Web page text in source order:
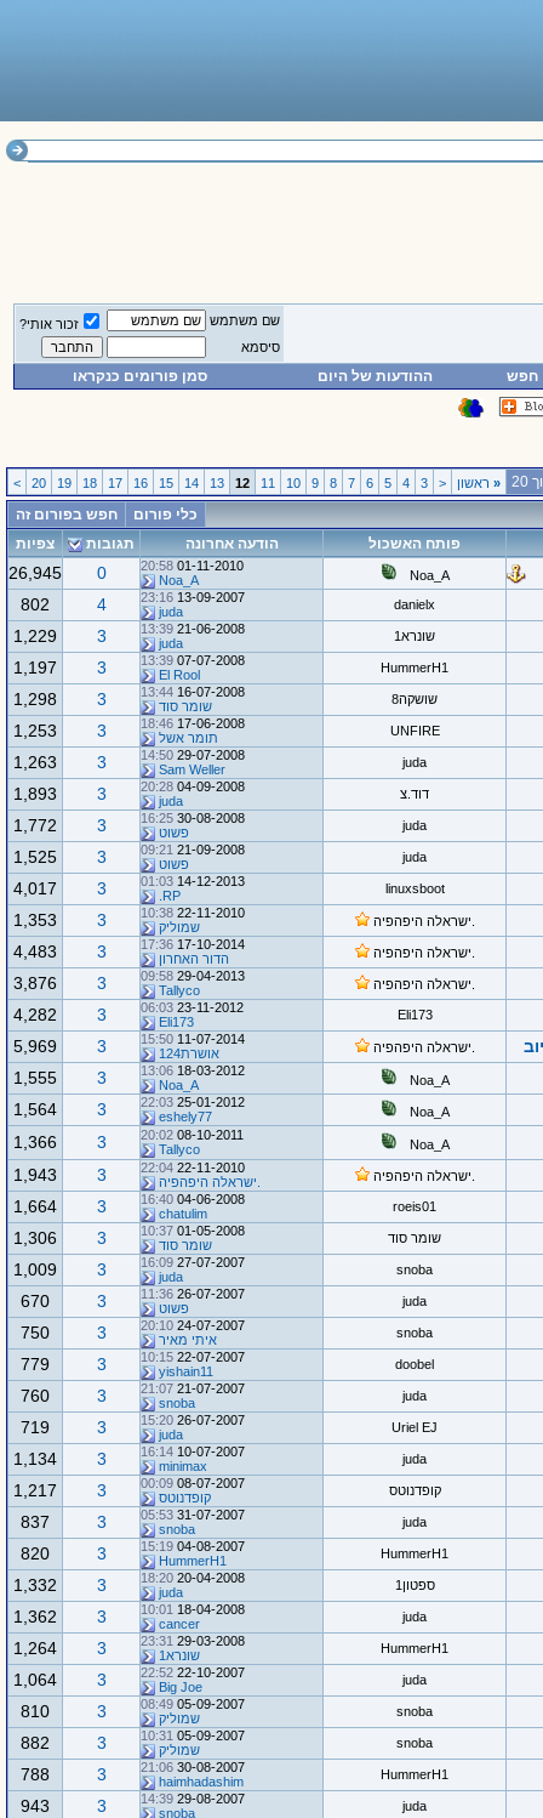
שם משתמש
זכור אותי?
סיסמא
חפש ההודעות של היום סמן פורומים כנקראו
«ראשון <
3
4
5
6
7
8
9
10
11
12
13
14
15
16
17
18
19
20
>
כלי פורום
חפש בפורום זה
פותח האשכול
הודעה אחרונה תגובות צפיות
Noa_A
01-11-2010
20:58
Noa_A
0
26,945
danielx
13-09-2007
23:16
juda
4
802
שונרא1 21-06-2008
13:39
juda
3
1,229
HummerH1
07-07-2008
13:39
El Rool
3
1,197
שושקה8 16-07-2008
13:44
שומר סוד
3
1,298
UNFIRE
17-06-2008
18:46
תומר אשל
3
1,253
juda
29-07-2008
14:50
Sam Weller
3
1,263
דוד.צ 04-09-2008
20:28
juda
3
1,893
juda
30-08-2008
16:25
פשוט
3
1,772
juda
21-09-2008
09:21
פשוט
3
1,525
linuxsboot
14-12-2013
01:03
RP.
3
4,017
.ישראלה היפהפיה
22-11-2010
10:38
שמוליק
3
1,353
.ישראלה היפהפיה
17-10-2014
17:36
הדור האחרון
3
4,483
.ישראלה היפהפיה
29-04-2013
09:58
Tallyco
3
3,876
Eli173
23-11-2012
06:03
Eli173
3
4,282
.ישראלה היפהפיה
11-07-2014
15:50
אושרת124
3
5,969
Noa_A
18-03-2012
13:06
Noa_A
3
1,555
Noa_A
25-01-2012
22:03
eshely77
3
1,564
Noa_A
08-10-2011
20:02
Tallyco
3
1,366
.ישראלה היפהפיה
22-11-2010
22:04
.ישראלה היפהפיה
3
1,943
roeis01
04-06-2008
16:40
chatulim
3
1,664
שומר סוד 01-05-2008
10:37
שומר סוד
3
1,306
snoba
27-07-2007
16:09
juda
3
1,009
juda
26-07-2007
11:36
פשוט
3
670
snoba
24-07-2007
20:10
איתי מאיר
3
750
doobel
22-07-2007
10:15
yishain11
3
779
juda
21-07-2007
21:07
snoba
3
760
Uriel EJ
26-07-2007
15:20
juda
3
719
juda
10-07-2007
16:14
minimax
3
1,134
קופדנוטס 08-07-2007
00:09
קופדנוטס
3
1,217
juda
31-07-2007
05:53
snoba
3
837
HummerH1
04-08-2007
15:19
HummerH1
3
820
ספטון1 20-04-2008
18:20
juda
3
1,332
juda
18-04-2008
10:01
cancer
3
1,362
HummerH1
29-03-2008
23:31
שונרא1
3
1,264
juda
22-10-2007
22:52
Big Joe
3
1,064
snoba
05-09-2007
08:49
שמוליק
3
810
snoba
05-09-2007
10:31
שמוליק
3
882
HummerH1
30-08-2007
21:06
haimhadashim
3
788
juda
29-08-2007
14:39
snoba
3
943